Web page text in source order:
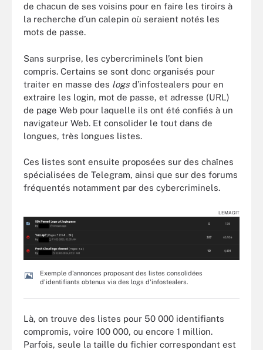
de chacun de ses voisins pour en faire les tiroirs à
la recherche d’un calepin où seraient notés les
mots de passe.
Sans surprise, les cybercriminels l’ont bien
compris. Certains se sont donc organisés pour
traiter en masse des logsd’infostealers pour en
extraire les login, mot de passe, et adresse (URL)
de page Web pour laquelle ils ont été confiés à un
navigateur Web. Et consolider le tout dans de
longues, très longues listes.
Ces listes sont ensuite proposées sur des chaînes
spécialisées de Telegram, ainsi que sur des forums
fréquentés notamment par des cybercriminels.
LEMAGIT
Exemple d'annonces proposant des listes consolidées
d'identifiants obtenus via des logs d'infostealers.
Là, on trouve des listes pour 50 000 identifiants
compromis, voire 100 000, ou encore 1 million.
Parfois, seule la taille du fichier correspondant est